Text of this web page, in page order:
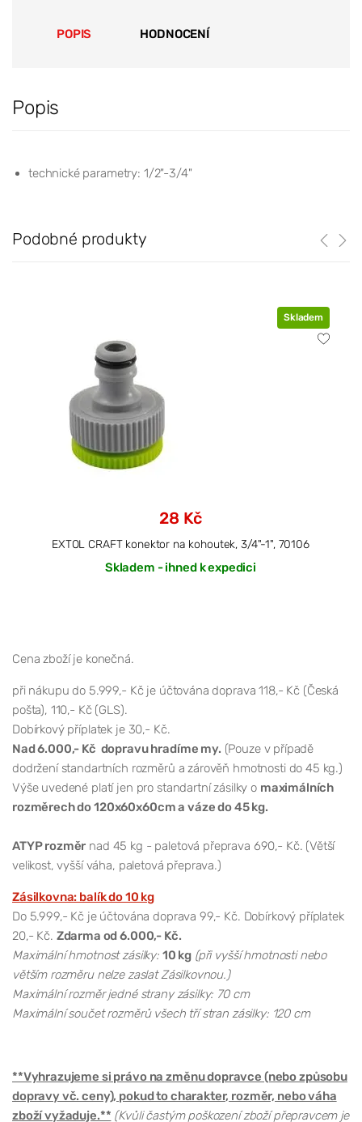
POPIS HODNOCENÍ
Popis
technické parametry: 1/2"-3/4"
Podobné produkty
Skladem
28 Kč
EXTOL CRAFT konektor na kohoutek, 3/4"-1", 70106
Skladem - ihned k expedici
Cena zboží je konečná.
při nákupu do 5.999,- Kč je účtována doprava 118,- Kč (Česká
pošta), 110,- Kč (GLS).
Dobírkový příplatek je 30,- Kč.
Nad 6.000,- Kč dopravu hradíme my. (Pouze v případě
dodržení standartních rozměrů a zárověň hmotnosti do 45 kg.)
Výše uvedené platí jen pro standartní zásilky o maximálních
rozměrech do 120x60x60cm a váze do 45 kg.
ATYP rozměr nad 45 kg - paletová přeprava 690,- Kč. (Větší
velikost, vyšší váha, paletová přeprava.)
Zásilkovna: balík do 10 kg
Do 5.999,- Kč je účtována doprava 99,- Kč. Dobírkový příplatek
20,- Kč. Zdarma od 6.000,- Kč.
Maximální hmotnost zásilky: 10 kg (při vyšší hmotnosti nebo
větším rozměru nelze zaslat Zásilkovnou.)
Maximální rozměr jedné strany zásilky: 70 cm
Maximální součet rozměrů všech tří stran zásilky: 120 cm
**Vyhrazujeme si právo na změnu dopravce (nebo způsobu
dopravy vč. ceny), pokud to charakter, rozměr, nebo váha
zboží vyžaduje.** (Kvůli častým poškození zboží přepravcem je